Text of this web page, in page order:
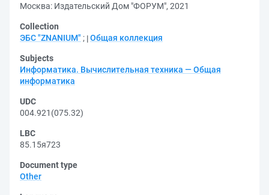
Москва: Издательский Дом "ФОРУМ", 2021
Collection
ЭБС "ZNANIUM" ; Общая коллекция
Subjects
Информатика. Вычислительная техника — Общая
информатика
UDC
004.921(075.32)
LBC
85.15я723
Document type
Other